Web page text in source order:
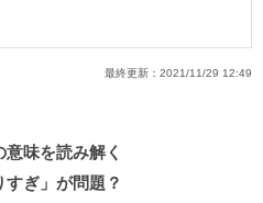
最終更新： 2021/11/29 12:49
意味を読み解く
すぎ」が問題？